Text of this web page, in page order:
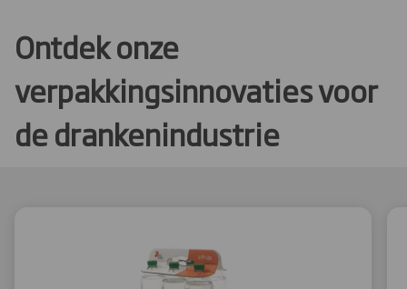
Ontdek onze
verpakkingsinnovaties voor
de drankenindustrie